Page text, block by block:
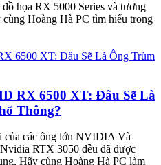
họa RX 5000 Series và tương
Hoàng Hà PC tìm hiểu trong
RX 6500 XT: Đâu Sẽ Là
Thông?
của các ông lớn NVIDIA Và
RTX 3050 đều đã được
Hãy cùng Hoàng Hà PC làm